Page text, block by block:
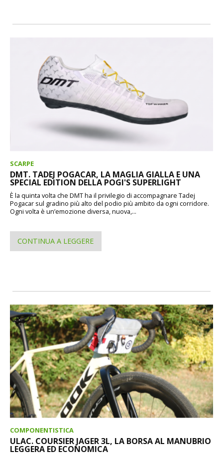
SCARPE
DMT. TADEJ POGACAR, LA MAGLIA GIALLA E UNA
SPECIAL EDITION DELLA POGI'S SUPERLIGHT
È la quinta volta che DMT ha il privilegio di accompagnare Tadej
Pogacar sul gradino più alto del podio più ambito da ogni corridore.
Ogni volta è un’emozione diversa, nuova,...
CONTINUA A LEGGERE
COMPONENTISTICA
ULAC. COURSIER JAGER 3L, LA BORSA AL MANUBRIO
LEGGERA ED ECONOMICA